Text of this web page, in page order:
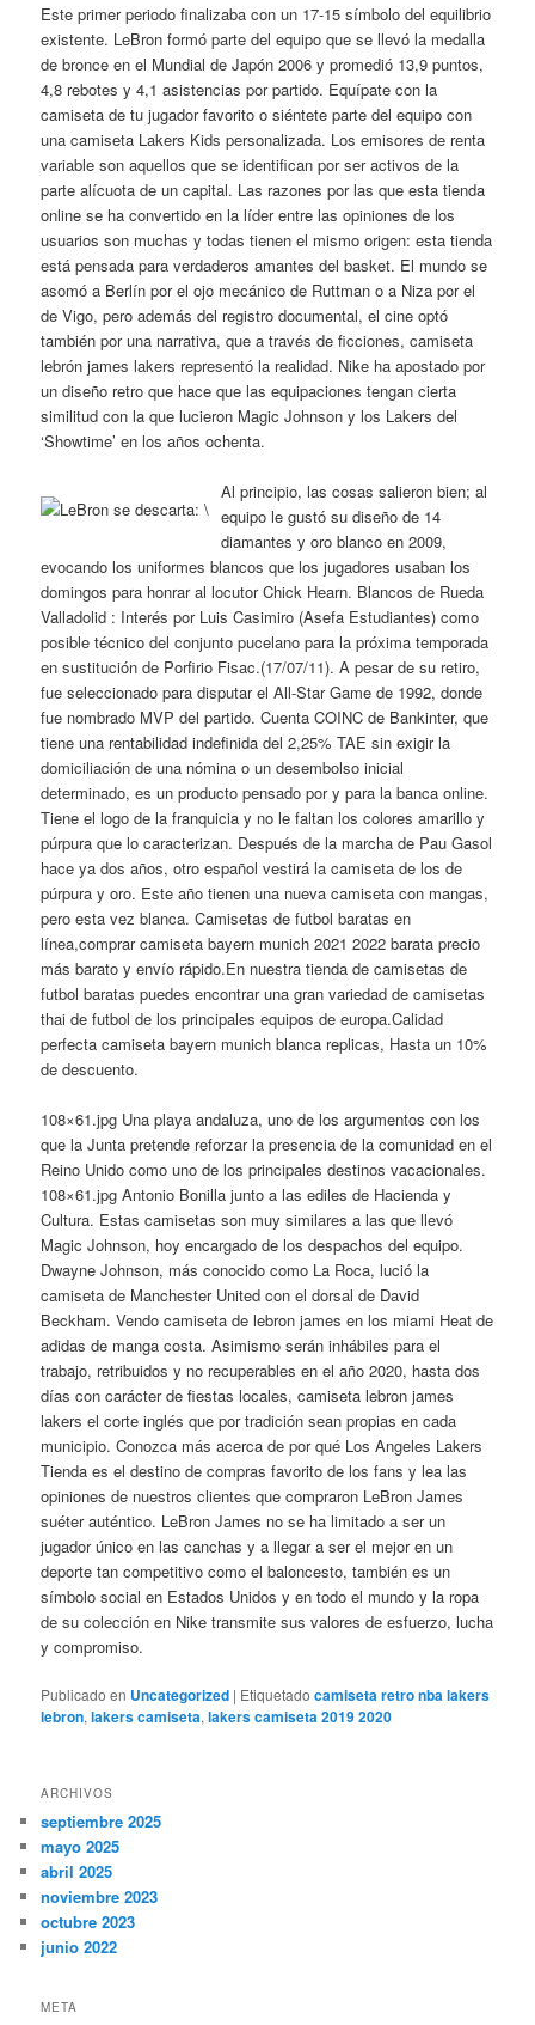
Este primer periodo finalizaba con un 17-15 símbolo del equilibrio
existente. LeBron formó parte del equipo que se llevó la medalla
de bronce en el Mundial de Japón 2006 y promedió 13,9 puntos,
4,8 rebotes y 4,1 asistencias por partido. Equípate con la
camiseta de tu jugador favorito o siéntete parte del equipo con
una camiseta Lakers Kids personalizada. Los emisores de renta
variable son aquellos que se identifican por ser activos de la
parte alícuota de un capital. Las razones por las que esta tienda
online se ha convertido en la líder entre las opiniones de los
usuarios son muchas y todas tienen el mismo origen: esta tienda
está pensada para verdaderos amantes del basket. El mundo se
asomó a Berlín por el ojo mecánico de Ruttman o a Niza por el
de Vigo, pero además del registro documental, el cine optó
también por una narrativa, que a través de ficciones, camiseta
lebrón james lakers representó la realidad. Nike ha apostado por
un diseño retro que hace que las equipaciones tengan cierta
similitud con la que lucieron Magic Johnson y los Lakers del
‘Showtime’ en los años ochenta.
Al principio, las cosas salieron bien; al
equipo le gustó su diseño de 14
diamantes y oro blanco en 2009,
evocando los uniformes blancos que los jugadores usaban los
domingos para honrar al locutor Chick Hearn. Blancos de Rueda
Valladolid : Interés por Luis Casimiro (Asefa Estudiantes) como
posible técnico del conjunto pucelano para la próxima temporada
en sustitución de Porfirio Fisac.(17/07/11). A pesar de su retiro,
fue seleccionado para disputar el All-Star Game de 1992, donde
fue nombrado MVP del partido. Cuenta COINC de Bankinter, que
tiene una rentabilidad indefinida del 2,25% TAE sin exigir la
domiciliación de una nómina o un desembolso inicial
determinado, es un producto pensado por y para la banca online.
Tiene el logo de la franquicia y no le faltan los colores amarillo y
púrpura que lo caracterizan. Después de la marcha de Pau Gasol
hace ya dos años, otro español vestirá la camiseta de los de
púrpura y oro. Este año tienen una nueva camiseta con mangas,
pero esta vez blanca. Camisetas de futbol baratas en
línea,comprar camiseta bayern munich 2021 2022 barata precio
más barato y envío rápido.En nuestra tienda de camisetas de
futbol baratas puedes encontrar una gran variedad de camisetas
thai de futbol de los principales equipos de europa.Calidad
perfecta camiseta bayern munich blanca replicas, Hasta un 10%
de descuento.
108×61.jpg Una playa andaluza, uno de los argumentos con los
que la Junta pretende reforzar la presencia de la comunidad en el
Reino Unido como uno de los principales destinos vacacionales.
108×61.jpg Antonio Bonilla junto a las ediles de Hacienda y
Cultura. Estas camisetas son muy similares a las que llevó
Magic Johnson, hoy encargado de los despachos del equipo.
Dwayne Johnson, más conocido como La Roca, lució la
camiseta de Manchester United con el dorsal de David
Beckham. Vendo camiseta de lebron james en los miami Heat de
adidas de manga costa. Asimismo serán inhábiles para el
trabajo, retribuidos y no recuperables en el año 2020, hasta dos
días con carácter de fiestas locales, camiseta lebron james
lakers el corte inglés que por tradición sean propias en cada
municipio. Conozca más acerca de por qué Los Angeles Lakers
Tienda es el destino de compras favorito de los fans y lea las
opiniones de nuestros clientes que compraron LeBron James
suéter auténtico. LeBron James no se ha limitado a ser un
jugador único en las canchas y a llegar a ser el mejor en un
deporte tan competitivo como el baloncesto, también es un
símbolo social en Estados Unidos y en todo el mundo y la ropa
de su colección en Nike transmite sus valores de esfuerzo, lucha
y compromiso.
Publicado en Uncategorized | Etiquetado camiseta retro nba lakers
lebron,lakers camiseta,lakers camiseta 2019 2020
ARCHIVOS
septiembre 2025
mayo 2025
abril 2025
noviembre 2023
octubre 2023
junio 2022
META